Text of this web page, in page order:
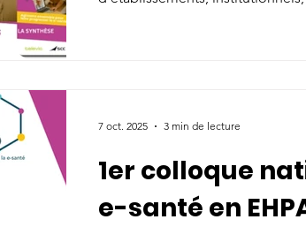
Top adhérent
1er colloque
e-santé en
7 oct. 2025 3 min de lecture